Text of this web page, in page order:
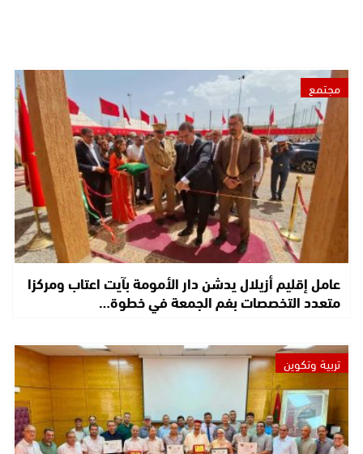
مجتمع
عامل إقليم أزيلال يدشن دار الأمومة بآيت اعتاب ومركزا
متعدد التخصصات بفم الجمعة في خطوة…
تربية وتكوين